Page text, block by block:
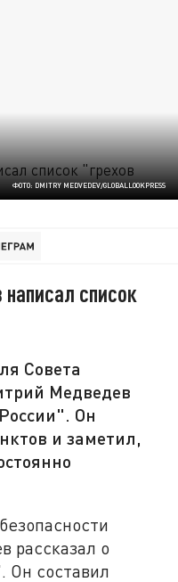
ФОТО: DMITRY MEDVEDEV/GLOBALLOOKPRESS
список
Совета
Медведев
Он
и заметил,
рассказал о
Он составил